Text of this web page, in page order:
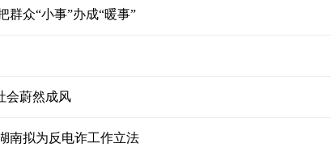
群众“小事”办成“暖事”
会蔚然成风
南拟为反电诈工作立法